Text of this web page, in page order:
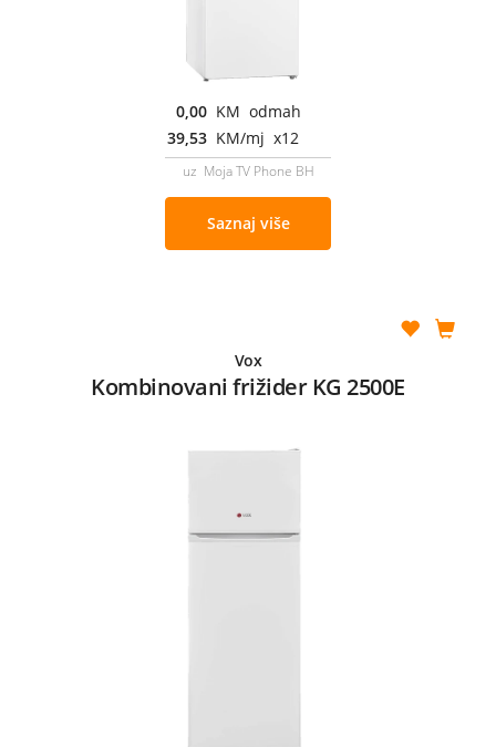
0,00 KM odmah
39,53 KM/mj x12
uz Moja TV Phone BH
Saznaj više
Vox
Kombinovani frižider KG 2500E